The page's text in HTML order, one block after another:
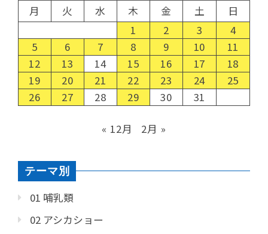
月
火 水 木 金 土
日
1
2 3
4
5
6 7 8 9 10
11
12
13 14 15 16 17
18
19
20 21 22 23 24
25
26
27 28 29 30 31
« 12月 2月 »
テーマ別
01 哺乳類
02 アシカショー